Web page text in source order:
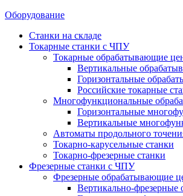
Оборудование
Станки на складе
Токарные станки с ЧПУ
Токарные обрабатывающие
Вертикальные
Горизонтальные
Российские токарные
Многофункциональные
Горизонтальные
Вертикальные
Автоматы продольного
Токарно-карусельные станки
Токарно-фрезерные станки
Фрезерные станки с ЧПУ
Фрезерные обрабатывающие
Вертикально-